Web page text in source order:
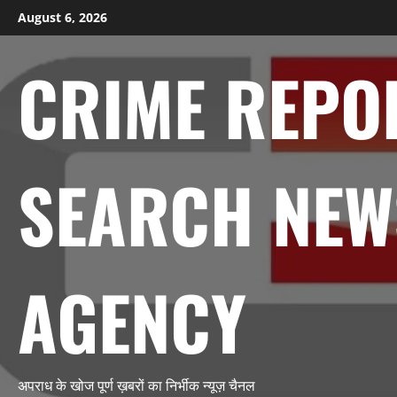
Skip
to
August 6, 2026
CRIME
SEARCH
AGENCY
अपराध के खोज पूर्ण ख़बरों का निर्भीक न्यूज़ चैनल